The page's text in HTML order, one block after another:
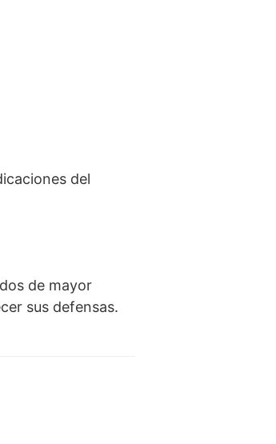
del
de mayor
sus defensas.